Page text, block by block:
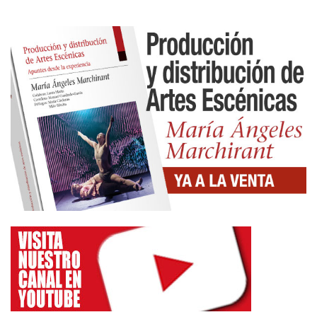
las que ella vivió al llegar a España.
Desde un arquetipo femenino se
cuentaAquelarre
del colectivo Evogia (ArtEspacio
Plot Point, sábado y domingo), evocación de
antiguas leyendas y mitos que han perseguido a las
mujeres a lo largo de la Historia, y exploración de la
figura de la mujer como bruja, que revela cómo
estas mujeres han sido perseguidas y
demonizadas, perpetuando el modelo de femme
fatale en nuestras ficciones contemporáneas.
El clown Alberto Quirós afronta en
rendición(Sala Tarambana, jueves y viernes) la
peripecia de un actor que se encuentra inmerso en
la creación de su última obra. Cómica, poética y